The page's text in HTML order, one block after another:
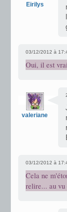
Eirilys
03/12/2012 à
Oui, il est
valeriane
03/12/2012 à
Cela ne
relire... au vu